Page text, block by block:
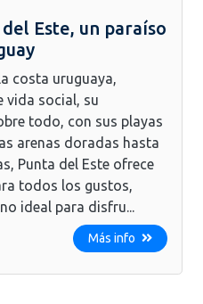
Este, un paraíso
costa uruguaya,
vida social, su
todo, con sus playas
arenas doradas hasta
Punta del Este ofrece
todos los gustos,
ideal para disfru...
Más info